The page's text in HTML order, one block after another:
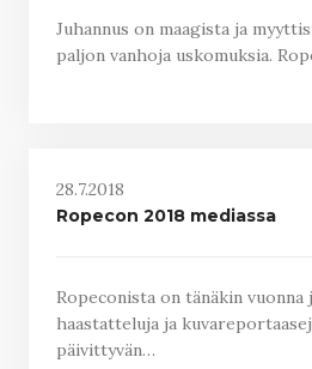
Juhannus on maagista ja
paljon vanhoja uskomuksia.
28.7.2018
Ropecon 2018 mediassa
Ropeconista on tänäkin
haastatteluja ja
päivittyvän…